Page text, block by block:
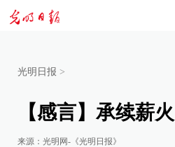
光明日报 >
【感言】承续薪
来源： 光明网-《光明日报》